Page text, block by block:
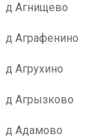
д Агнищево
д Аграфенино
д Агрухино
д Агрызково
д Адамово